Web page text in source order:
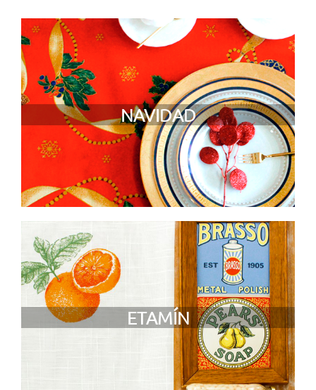
NAVIDAD
ETAMÍN